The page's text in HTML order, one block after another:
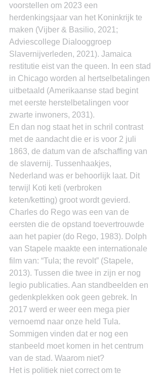
voorstellen om 2023 een
herdenkingsjaar van het Koninkrijk te
maken (Vijber & Basilio, 2021;
Adviescollege Dialooggroep
Slavernijverleden, 2021). Jamaica
restitutie eist van the queen. In een stad
in Chicago worden al hertselbetalingen
uitbetaald (Amerikaanse stad begint
met eerste herstelbetalingen voor
zwarte inwoners, 2031).
En dan nog staat het in schril contrast
met de aandacht die er is voor 2 juli
1863, de datum van de afschaffing van
de slavernij. Tussenhaakjes,
Nederland was er behoorlijk laat. Dit
terwijl Koti keti (verbroken
keten/ketting) groot wordt gevierd.
Charles do Rego was een van de
eersten die de opstand toevertrouwde
aan het papier (do Rego, 1983). Dolph
van Stapele maakte een internationale
film van: “Tula; the revolt” (Stapele,
2013). Tussen die twee in zijn er nog
legio publicaties. Aan standbeelden en
gedenkplekken ook geen gebrek. In
2017 werd er weer een mega pier
vernoemd naar onze held Tula.
Sommigen vinden dat er nog een
stanbeeld moet komen in het centrum
van de stad. Waarom niet?
Het is politiek niet correct om te